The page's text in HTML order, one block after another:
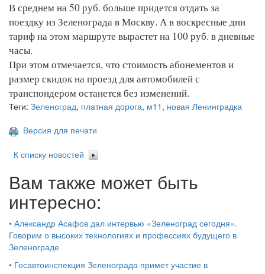
В среднем на 50 руб. больше придется отдать за
поездку из Зеленограда в Москву. А в воскресные дни
тариф на этом маршруте вырастет на 100 руб. в дневные
часы.
При этом отмечается, что стоимость абонементов и
размер скидок на проезд для автомобилей с
транспондером останется без изменений.
Теги: Зеленоград, платная дорога, м11 , новая Ленинградка
Версия для печати
К списку новостей
Вам также может быть
интересно:
• Александр Асафов дал интервью «Зеленоград сегодня».
Говорим о высоких технологиях и профессиях будущего в
Зеленограде
• Госавтоинспекция Зеленограда примет участие в